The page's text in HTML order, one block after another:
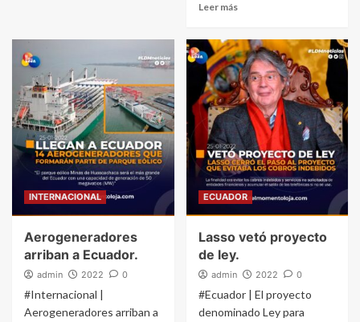
Leer más
INTERNACIONAL
Aerogeneradores
arriban a Ecuador.
admin 2022 0
#Internacional |
Aerogeneradores arriban a
ECUADOR
Lasso vetó proyecto
de ley.
admin 2022 0
#Ecuador | El proyecto
denominado Ley para